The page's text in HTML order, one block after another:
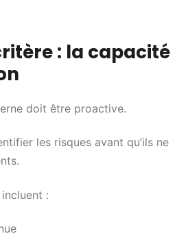
: la capacité
doit être proactive.
les risques avant qu’ils ne
: